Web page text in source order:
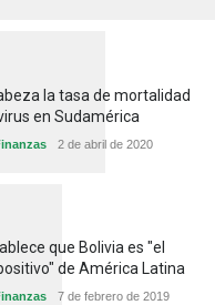
la tasa de mortalidad
en Sudamérica
2 de abril de 2020
que Bolivia es "el
de América Latina
7 de febrero de 2019